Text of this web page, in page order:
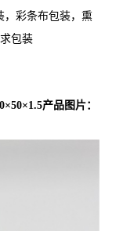
，彩条布包装，熏
包装
产品图片：